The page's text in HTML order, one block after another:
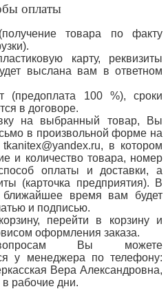
оплаты
товара по факту
карту, реквизиты
выслана вам в ответном
(предоплата 100 %), сроки
в договоре.
на выбранный товар, Вы
в произвольной форме на
в котором
и количество товара, номер
оплаты и доставки, а
(карточка предприятия). В
время вам будет
и подписью.
перейти в корзину и
оформления заказа.
Вы можете
у менеджера по телефону:
Вера Александровна,
рабочие дни.